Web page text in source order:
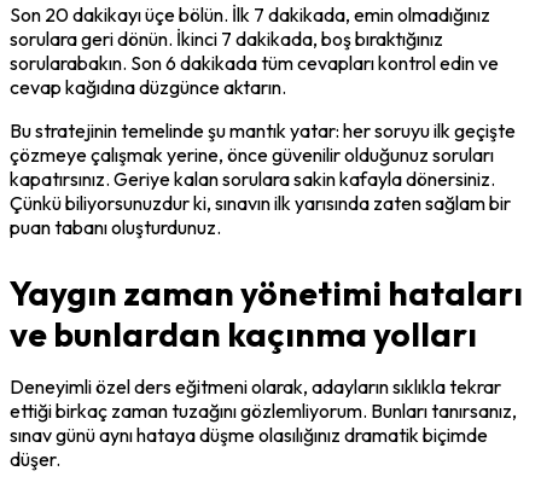
Son 20 dakikayı üçe bölün. İlk 7 dakikada, emin olmadığınız
sorulara geri dönün. İkinci 7 dakikada, boş bıraktığınız
sorularabakın. Son 6 dakikada tüm cevapları kontrol edin ve
cevap kağıdına düzgünce aktarın.
Bu stratejinin temelinde şu mantık yatar: her soruyu ilk geçişte
çözmeye çalışmak yerine, önce güvenilir olduğunuz soruları
kapatırsınız. Geriye kalan sorulara sakin kafayla dönersiniz.
Çünkü biliyorsunuzdur ki, sınavın ilk yarısında zaten sağlam bir
puan tabanı oluşturdunuz.
Yaygın zaman yönetimi hataları
ve bunlardan kaçınma yolları
Deneyimli özel ders eğitmeni olarak, adayların sıklıkla tekrar
ettiği birkaç zaman tuzağını gözlemliyorum. Bunları tanırsanız,
sınav günü aynı hataya düşme olasılığınız dramatik biçimde
düşer.